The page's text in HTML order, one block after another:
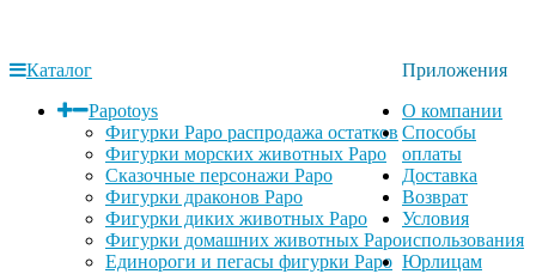
Каталог
Papotoys
Фигурки Papo распродажа остатков
Фигурки морских животных Papo
Сказочные персонажи Papo
Фигурки драконов Papo
Фигурки диких животных Papo
Фигурки домашних животных Papo
Единороги и пегасы фигурки Papo
Приложения
О компании
Способы
оплаты
Доставка
Возврат
Условия
использования
Юрлицам